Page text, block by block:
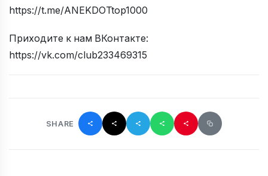
https://t.me/ANEKDOTtop1000
Приходите к нам ВКонтакте:
https://vk.com/club233469315
SHARE